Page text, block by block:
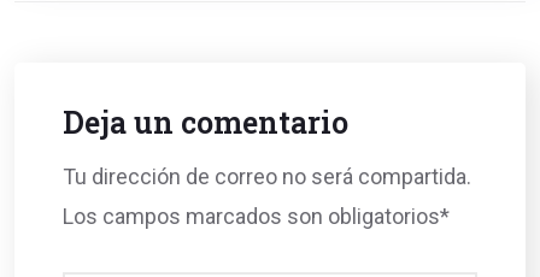
Deja un comentario
Tu dirección de correo no será compartida.
Los campos marcados son obligatorios*